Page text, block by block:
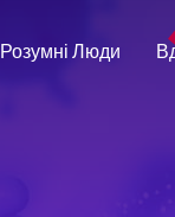
Розумні Люди